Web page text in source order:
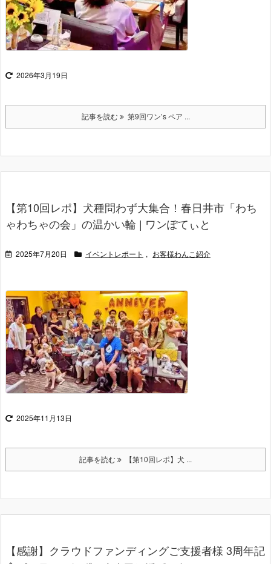
2026年3月19日
記事を読む 第9回ワン’s ペア ...
【第10回レポ】犬種問わず大集合！春日井市「わち
ゃわちゃの会」の温かい輪 | ワンぽてぃと
2025年7月20日 イベントレポート , お客様わんこ紹介
2025年11月13日
記事を読む 【第10回レポ】犬 ...
【感謝】クラウドファンディングご支援者様 3周年記